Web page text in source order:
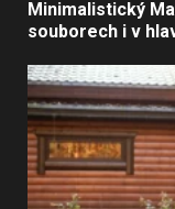
Minimalistický
souborech i v